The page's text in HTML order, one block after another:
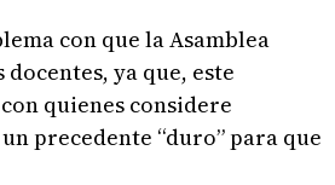
con que la Asamblea
ya que, este
quienes considere
precedente “duro” para que